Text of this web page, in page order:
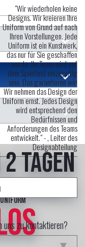
"Wir wiederholen keine
Designs. Wir kreieren Ihre
Uniform von Grund auf nach
Ihren Vorstellungen. Jede
Uniform ist ein Kunstwerk,
das nur für Sie geschaffen
wurde. Ihr Team wird auf
dem Spielfeld einzigartig
sein. Das garantieren wir!
Wir nehmen das Design der
Uniform ernst. Jedes Design
wird entsprechend den
Bedürfnissen und
Anforderungen des Teams
entwickelt." -, Leiter des
Designabteilung
Tagen
uns zu kontaktieren?